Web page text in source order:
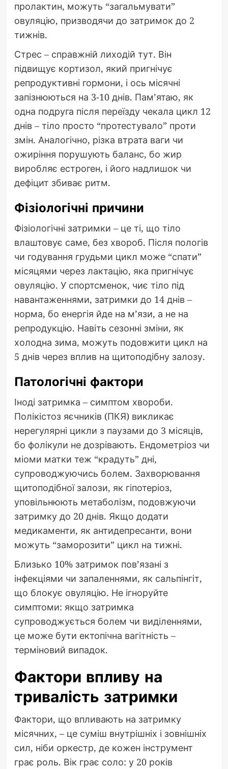
пролактин, можуть “загальмувати”
овуляцію, призводячи до затримок до 2
тижнів.
Стрес – справжній лиходій тут. Він
підвищує кортизол, який пригнічує
репродуктивні гормони, і ось місячні
запізнюються на 3-10 днів. Пам’ятаю, як
одна подруга після переїзду чекала цикл 12
днів – тіло просто “протестувало” проти
змін. Аналогічно, різка втрата ваги чи
ожиріння порушують баланс, бо жир
виробляє естроген, і його надлишок чи
дефіцит збиває ритм.
Фізіологічні причини
Фізіологічні затримки – це ті, що тіло
влаштовує саме, без хвороб. Після пологів
чи годування грудьми цикл може “спати”
місяцями через лактацію, яка пригнічує
овуляцію. У спортсменок, чиє тіло під
навантаженнями, затримки до 14 днів –
норма, бо енергія йде на м’язи, а не на
репродукцію. Навіть сезонні зміни, як
холодна зима, можуть подовжити цикл на
5 днів через вплив на щитоподібну залозу.
Патологічні фактори
Іноді затримка – симптом хвороби.
Полікістоз яєчників (ПКЯ) викликає
нерегулярні цикли з паузами до 3 місяців,
бо фолікули не дозрівають. Ендометріоз чи
міоми матки теж “крадуть” дні,
супроводжуючись болем. Захворювання
щитоподібної залози, як гіпотеріоз,
уповільнюють метаболізм, подовжуючи
затримку до 20 днів. Якщо додати
медикаменти, як антидепресанти, вони
можуть “заморозити” цикл на тижні.
Близько 10% затримок пов’язані з
інфекціями чи запаленнями, як сальпінгіт,
що блокує овуляцію. Не ігноруйте
симптоми: якщо затримка
супроводжується болем чи виділеннями,
це може бути ектопічна вагітність –
терміновий випадок.
Фактори впливу на
тривалість затримки
Фактори, що впливають на затримку
місячних, – це суміш внутрішніх і зовнішніх
сил, ніби оркестр, де кожен інструмент
грає роль. Вік грає соло: у 20 років